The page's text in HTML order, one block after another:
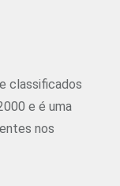
classificados
e é uma
nos